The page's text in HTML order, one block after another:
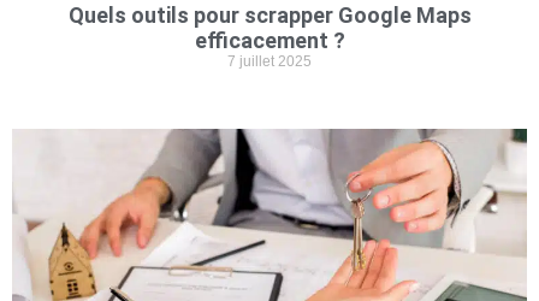
Quels outils pour scrapper Google Maps
efficacement ?
7 juillet 2025